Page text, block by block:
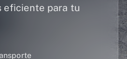
eficiente para tu